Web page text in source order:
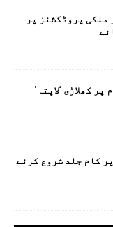
ملکی پروڈکشنز پر
کھلاڑی ‘لاپتہ’
کام جلد شروع کرنے